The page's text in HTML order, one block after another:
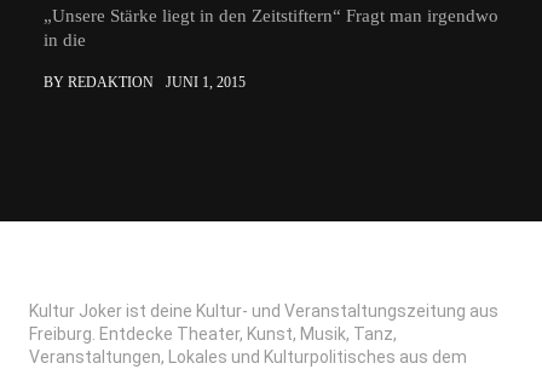
„Unsere Stärke liegt in den Zeitstiftern“ Fragt man irgendwo
in die
BY REDAKTION JUNI 1, 2015
Kultur Joker ist deine Kultur- und Veranstaltungszeitung aus
Freiburg. Entdecke Theater, Kunst, Musik, Tanz,
Veranstaltungen, Lokales und Kulturpolitisches aus dem